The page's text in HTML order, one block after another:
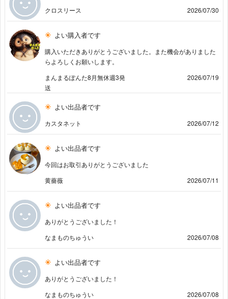
クロスリース 2026/07/30
よい購入者です
購入いただきありがとうございました。また機会がありました
らよろしくお願いします。
まんまるぽんた8月無休週3発
送
2026/07/19
よい出品者です
カスタネット 2026/07/12
よい出品者です
今回はお取引ありがとうございました
黄薔薇
2026/07/11
よい出品者です
ありがとうございました！
なまものちゅうい
2026/07/08
よい出品者です
ありがとうございました！
なまものちゅうい
2026/07/08